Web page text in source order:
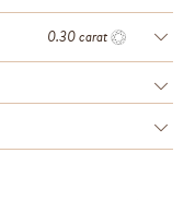
0.30 carat